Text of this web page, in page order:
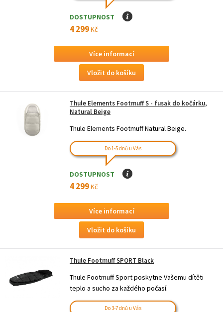
DOSTUPNOST I
4 299Kč
Více informací
Thule Elements Footmuff S - fusak do kočárku,
Natural Beige
Thule Elements Footmuff Natural Beige.
Do 1-5 dnů u Vás
DOSTUPNOST I
4 299Kč
Více informací
Thule Footmuff SPORT Black
Thule Footmuff Sport poskytne Vašemu dítěti
teplo a sucho za každého počasí.
Do 3-7 dnů u Vás